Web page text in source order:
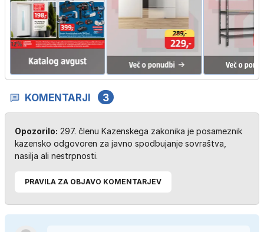
KOMENTARJI 3
Opozorilo: 297. členu Kazenskega zakonika je posameznik
kazensko odgovoren za javno spodbujanje sovraštva,
nasilja ali nestrpnosti.
PRAVILA ZA OBJAVO KOMENTARJEV